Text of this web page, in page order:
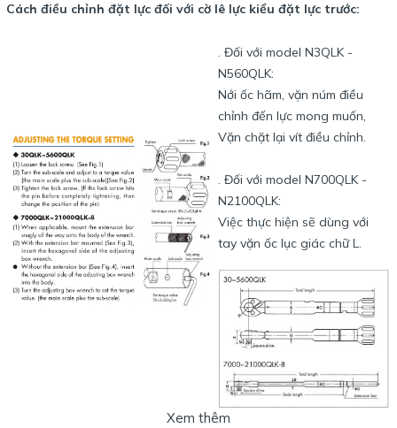
Cách điều chỉnh đặt lực đối với cờ lê lực kiểu đặt lực trước:
. Đối với model N3QLK -
N560QLK:
Nới ốc hãm, vặn núm điều
chỉnh đến lực mong muốn,
Vặn chặt lại vít điều chỉnh.
. Đối với model N700QLK -
N2100QLK:
Việc thực hiện sẽ dùng với
tay vặn ốc lục giác chữ L.
Xem thêm